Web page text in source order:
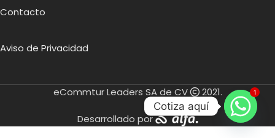
Contacto
Aviso de Privacidad
eCommtur Leaders SA de CV 2021.
Desarrollado por
1
Cotiza aquí